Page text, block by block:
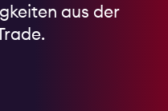
aus der